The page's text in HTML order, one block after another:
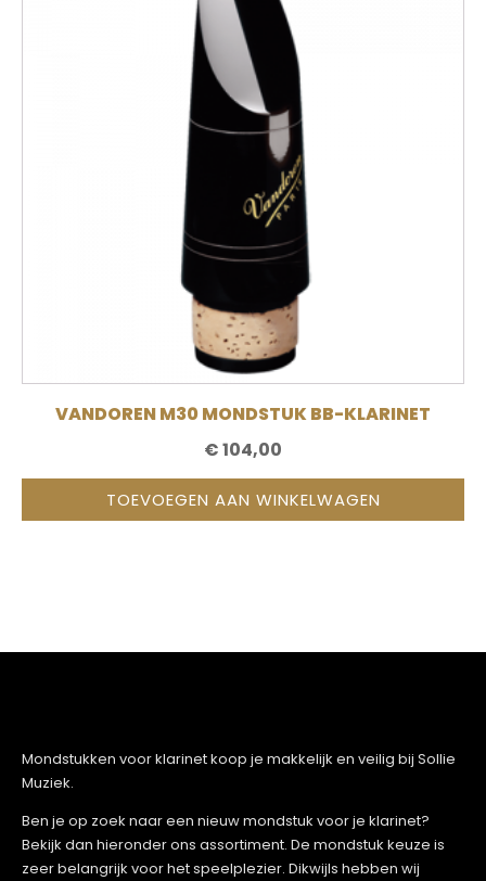
VANDOREN M30 MONDSTUK BB-KLARINET
€104,00
TOEVOEGEN AAN WINKELWAGEN
Mondstukken voor klarinet koop je makkelijk en veilig bij Sollie
Muziek.
Ben je op zoek naar een nieuw mondstuk voor je klarinet?
Bekijk dan hieronder ons assortiment. De mondstuk keuze is
zeer belangrijk voor het speelplezier. Dikwijls hebben wij